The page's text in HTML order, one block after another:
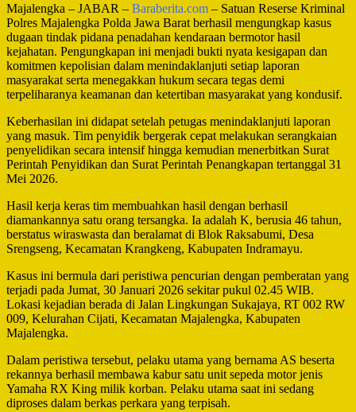
Majalengka – JABAR – Baraberita.com – Satuan Reserse Kriminal
Polres Majalengka Polda Jawa Barat berhasil mengungkap kasus
dugaan tindak pidana penadahan kendaraan bermotor hasil
kejahatan. Pengungkapan ini menjadi bukti nyata kesigapan dan
komitmen kepolisian dalam menindaklanjuti setiap laporan
masyarakat serta menegakkan hukum secara tegas demi
terpeliharanya keamanan dan ketertiban masyarakat yang kondusif.
Keberhasilan ini didapat setelah petugas menindaklanjuti laporan
yang masuk. Tim penyidik bergerak cepat melakukan serangkaian
penyelidikan secara intensif hingga kemudian menerbitkan Surat
Perintah Penyidikan dan Surat Perintah Penangkapan tertanggal 31
Mei 2026.
Hasil kerja keras tim membuahkan hasil dengan berhasil
diamankannya satu orang tersangka. Ia adalah K, berusia 46 tahun,
berstatus wiraswasta dan beralamat di Blok Raksabumi, Desa
Srengseng, Kecamatan Krangkeng, Kabupaten Indramayu.
Kasus ini bermula dari peristiwa pencurian dengan pemberatan yang
terjadi pada Jumat, 30 Januari 2026 sekitar pukul 02.45 WIB.
Lokasi kejadian berada di Jalan Lingkungan Sukajaya, RT 002 RW
009, Kelurahan Cijati, Kecamatan Majalengka, Kabupaten
Majalengka.
Dalam peristiwa tersebut, pelaku utama yang bernama AS beserta
rekannya berhasil membawa kabur satu unit sepeda motor jenis
Yamaha RX King milik korban. Pelaku utama saat ini sedang
diproses dalam berkas perkara yang terpisah.